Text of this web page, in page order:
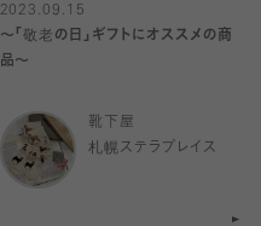
2023.09.15
〜「敬老の日」ギフトにオススメの商
品〜
靴下屋
札幌ステラプレイス